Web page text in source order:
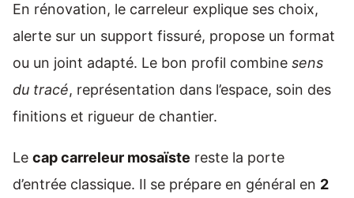
En rénovation, le carreleur explique ses choix,
alerte sur un support fissuré, propose un format
ou un joint adapté. Le bon profil combine sens
du tracé, représentation dans l’espace, soin des
finitions et rigueur de chantier.
Le cap carreleur mosaïste reste la porte
d’entrée classique. Il se prépare en général en 2